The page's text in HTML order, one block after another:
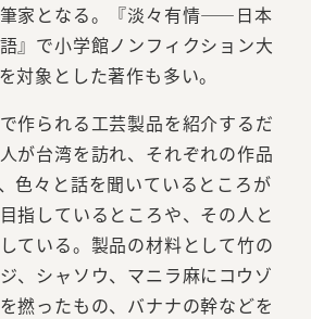
家となる。『淡々有情――日本
』で小学館ノンフィクション大
対象とした著作も多い。
作られる工芸製品を紹介するだ
が台湾を訪れ、それぞれの作品
色々と話を聞いているところが
指しているところや、その人と
ている。製品の材料として竹の
、シャソウ、マニラ麻にコウゾ
撚ったもの、バナナの幹などを